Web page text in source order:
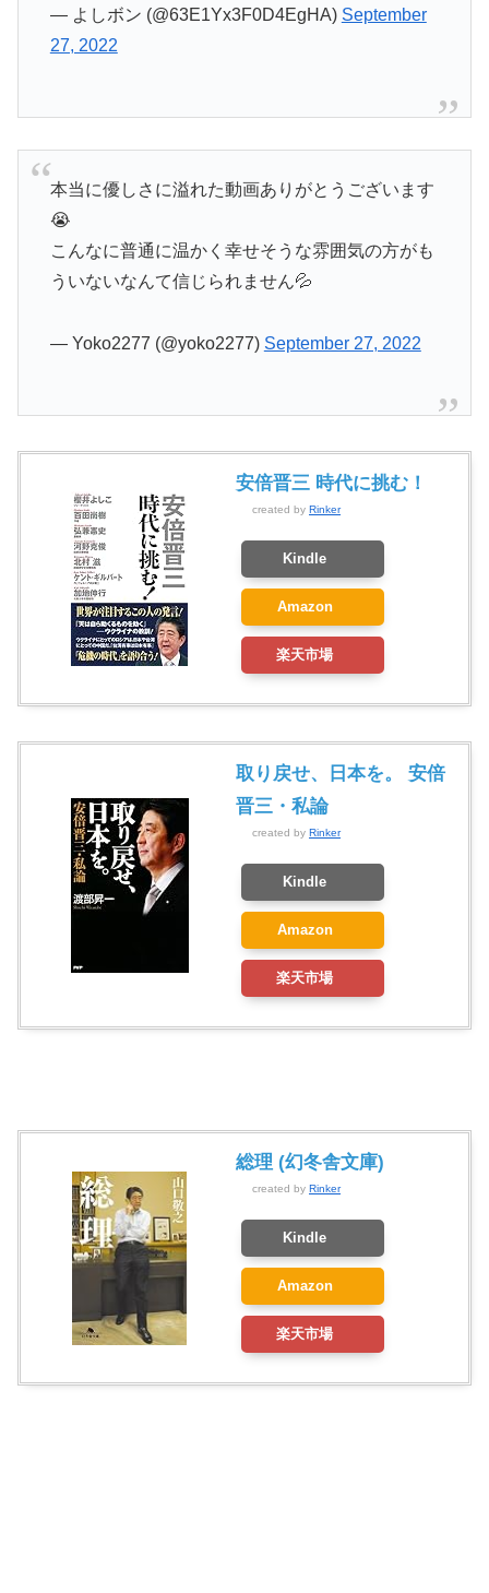
— よしボン (@63E1Yx3F0D4EgHA) September
27, 2022
本当に優しさに溢れた動画ありがとうございます
😭
こんなに普通に温かく幸せそうな雰囲気の方がも
ういないなんて信じられません💦
— Yoko2277 (@yoko2277) September 27, 2022
安倍晋三 時代に挑む！
created by Rinker
Kindle
Amazon
楽天市場
取り戻せ、日本を。 安倍
晋三・私論
created by Rinker
Kindle
Amazon
楽天市場
総理 (幻冬舎文庫)
created by Rinker
Kindle
Amazon
楽天市場